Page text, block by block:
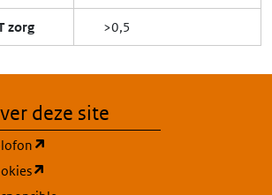
0,14
Dit is een lage tot
persistentie score.
gebaseerd op een
zorg >0,5
een nieuw tabblad)
een nieuw tabblad)
deze site